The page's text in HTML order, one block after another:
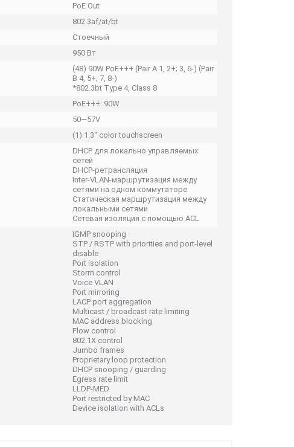
PoE Out
802.3af/at/bt
Стоечный
950 Вт
(48) 90W PoE+++ (Pair A 1, 2+; 3, 6-) (Pair
B 4, 5+; 7, 8-)
*802.3bt Type 4, Class 8
PoE+++: 90W
50—57V
(1) 1.3" color touchscreen
DHCP для локально управляемых
сетей
DHCP-ретрансляция
Inter-VLAN-маршрутизация между
сетями на одном коммутаторе
Статическая маршрутизация между
локальными сетями
Сетевая изоляция с помощью ACL
IGMP snooping
STP / RSTP with priorities and port-level
disable
Port isolation
Storm control
Voice VLAN
Port mirroring
LACP port aggregation
Multicast / broadcast rate limiting
MAC address blocking
Flow control
802.1X control
Jumbo frames
Proprietary loop protection
DHCP snooping / guarding
Egress rate limit
LLDP-MED
Port restricted by MAC
Device isolation with ACLs